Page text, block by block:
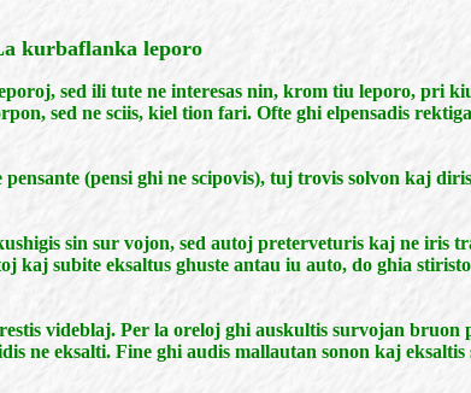
kurbaflanka leporo
sed ili tute ne interesas nin, krom tiu leporo, pri
sed ne sciis, kiel tion fari. Ofte ghi elpensadis
(pensi ghi ne scipovis), tuj trovis solvon kaj
sin sur vojon, sed autoj preterveturis kaj ne iris
kaj subite eksaltus ghuste antau iu auto, do ghia
videblaj. Per la oreloj ghi auskultis survojan
ne eksalti. Fine ghi audis mallautan sonon kaj